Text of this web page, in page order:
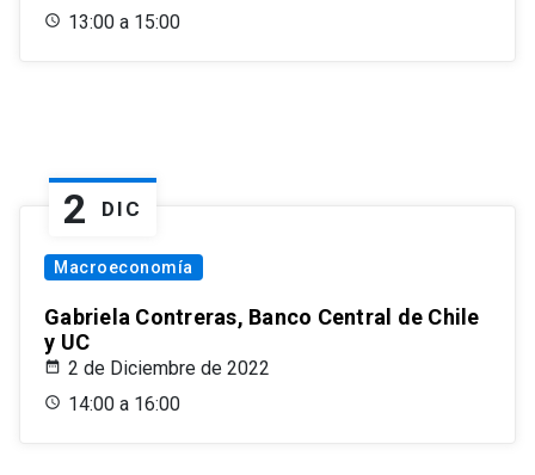
13:00 a 15:00
2 DIC
Macroeconomía
Gabriela Contreras, Banco Central de Chile
y UC
2 de Diciembre de 2022
14:00 a 16:00